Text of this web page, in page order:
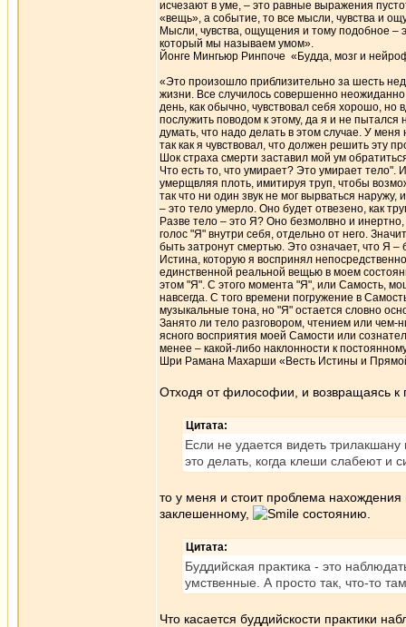
исчезают в уме, – это равные выражения
«вещь», а событие, то все мысли, чувства и
Мысли, чувства, ощущения и тому подобное –
который мы называем умом».
Йонге Мингьюр Ринпоче «Будда, мозг и
«Это произошло приблизительно за шесть
жизни. Все случилось совершенно
день, как обычно, чувствовал себя хорошо, но
послужить поводом к этому, да я и не
думать, что надо делать в этом случае. У
так как я чувствовал, что должен решить эту
Шок страха смерти заставил мой ум
Что есть то, что умирает? Это умирает
умерщвляя плоть, имитируя труп, чтобы
так что ни один звук не мог вырваться
– это тело умерло. Оно будет отвезено, как
Разве тело – это Я? Оно безмолвно и
голос "Я" внутри себя, отдельно от него.
быть затронут смертью. Это означает, что Я
Истина, которую я воспринял
единственной реальной вещью в моем
этом "Я". С этого момента "Я", или Самость,
навсегда. С того времени погружение в
музыкальные тона, но "Я" остается словно
Занято ли тело разговором, чтением или
ясного восприятия моей Самости или
менее – какой-либо наклонности к
Шри Рамана Махарши «Весть Истины и
Отходя от философии, и возвращаясь к
Цитата:
Если не удается видеть
это делать, когда клеши слабеют и
то у меня и стоит проблема
заклешенному,
состоянию.
Цитата:
Буддийская практика - это
умственные. А просто так, что-то
Что касается буддийскости практики